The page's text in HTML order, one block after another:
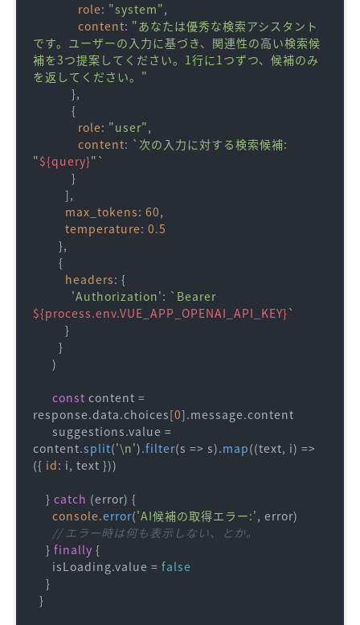
role: "system",
content: "あなたは優秀な検索アシスタント
です。ユーザーの入力に基づき、関連性の高い検索候
補を3つ提案してください。1行に1つずつ、候補のみ
を返してください。"
role: "user",
content: `次の入力に対する検索候補:
"${query}"`
max_tokens: 60,
temperature: 0.5
headers: {
'Authorization':
${process.env.VUE_APP_OPENAI_API_KEY}`
const content =
response.data.choices[0].message.content
      suggestions.
value =
content.split('\n').filter(s => s).map((text, i) =>
({ id: i, text }))
    }
catch (error) {
console.error('AI候補の取得エラー:', error)
// エラー時は何も表示しない、とか。
    }
finally {
      isLoading.
value = false